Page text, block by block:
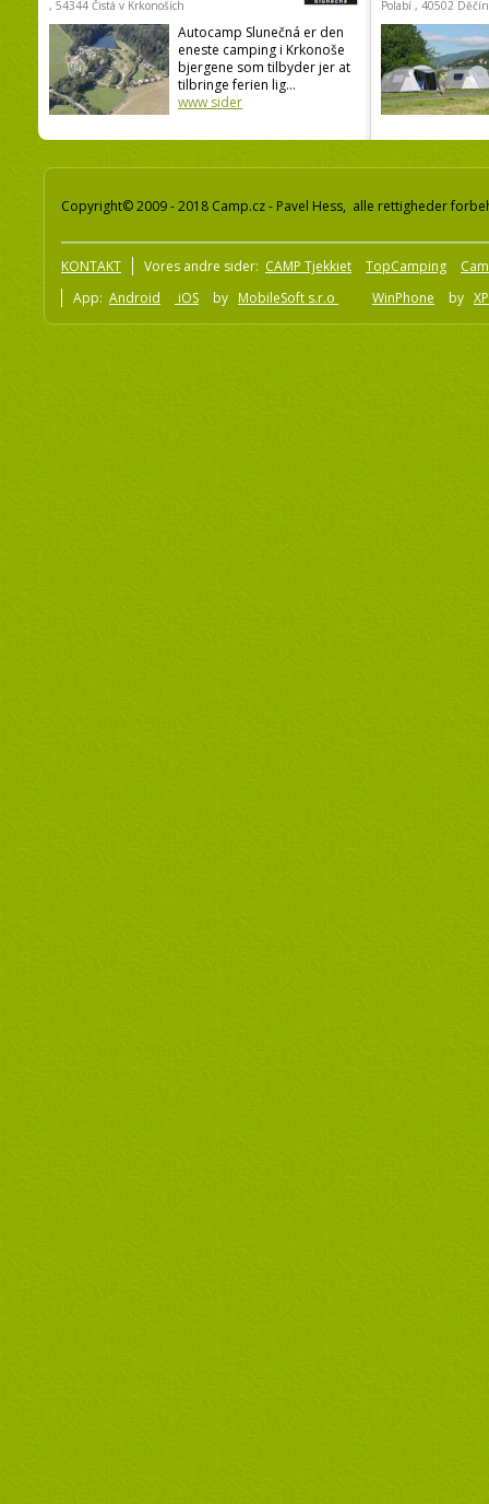
, 54344 Čistá v Krkonoších
Autocamp Slunečná er den
eneste camping i Krkonoše
bjergene som tilbyder jer at
tilbringe ferien lig...
www sider
Polabí , 40502 Děčín
Copyright© 2009 - 2018 Camp.cz - Pavel Hess, alle rettigheder
KONTAKT Vores andre sider: CAMP Tjekkiet TopCamping
App: Android iOS by MobileSoft s.r.o WinPhone by